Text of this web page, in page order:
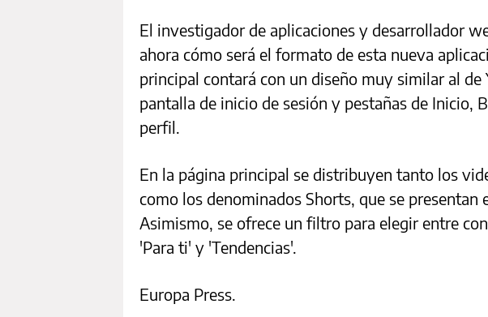
El investigador de aplicaciones y desarrollador
ahora cómo será el formato de esta nueva
principal contará con un diseño muy similar al de
pantalla de inicio de sesión y pestañas de Inicio,
perfil.
En la página principal se distribuyen tanto los
como los denominados Shorts, que se
Asimismo, se ofrece un filtro para elegir entre
'Para ti' y 'Tendencias'.
Europa Press.